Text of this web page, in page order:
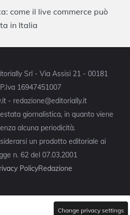
come il live commerce può
in Italia
Srl - Via Assisi 21 - 00181
16947451007
- redazione@editorially.it
giornalistica, in quanto viene
alcuna periodicità.
un prodotto editoriale ai
n. 62 del 07.03.2001
PolicyRedazione
Change privacy settings